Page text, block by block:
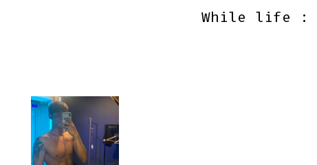
While life :
While life :